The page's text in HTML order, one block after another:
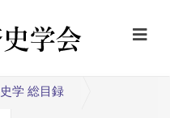
学 総目録